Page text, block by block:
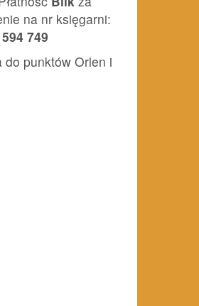
na nr księgarni:
749
do punktów Orlen i